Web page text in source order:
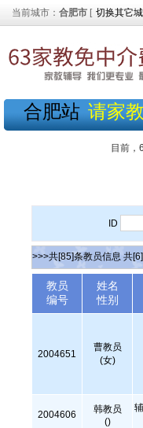
当前城市： 合肥市 [ 切换其它
合肥站 请家教
目前，
ID
>>>共[85]条教员信息 共
教员
编号
姓名
性别
2004651
曹教员
(女)
2004606
韩教员
()